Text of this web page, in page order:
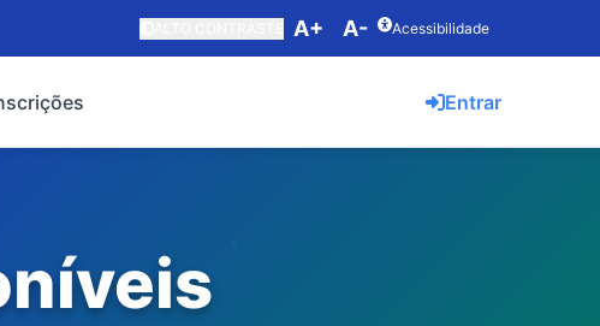
A+ A- Acessibilidade
Entrar